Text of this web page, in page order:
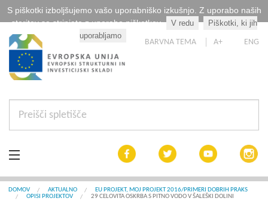
S piškotki izboljšujemo vašo uporabniško izkušnjo. Z uporabo naših
storitev se strinjate z uporabo piškotkov.
V redu
Piškotki, ki jih
uporabljamo
BARVNA TEMA A+ ENG
Aktualno
DOMOV AKTUALNO
EU PROJEKT, MOJ PROJEKT 2016/PRIMERI DOBRIH PRAKS
OPISI PROJEKTOV
29 CELOVITA OSKRBA S PITNO VODO V ŠALEŠKI DOLINI